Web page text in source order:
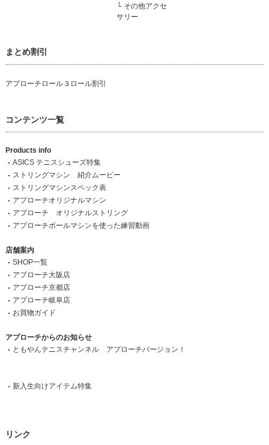
└ その他アクセ
サリー
まとめ割引
アプローチロール３ロール割引
コンテンツ一覧
Products info
ASICS テニスシューズ特集
ストリングマシン 紹介ムービー
ストリングマシンスペック表
アプローチオリジナルマシン
アプローチ オリジナルストリング
アプローチボールマシンを使った練習動画
店舗案内
SHOP一覧
アプローチ大阪店
アプローチ京都店
アプローチ岐阜店
お買物ガイド
アプローチからのお知らせ
ともやんテニスチャンネル アプローチバージョン！
新入生向けアイテム特集
リンク